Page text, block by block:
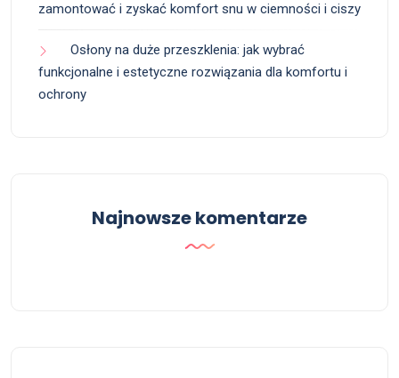
zamontować i zyskać komfort snu w ciemności i ciszy
Osłony na duże przeszklenia: jak wybrać
funkcjonalne i estetyczne rozwiązania dla komfortu i
ochrony
Najnowsze komentarze